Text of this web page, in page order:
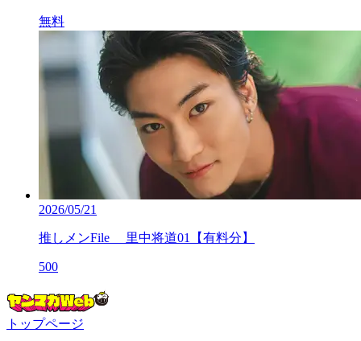
無料
2026/05/21
推しメンFile 里中将道01【有料分】
500
トップページ